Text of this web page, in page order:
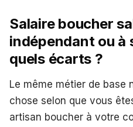
Salaire boucher
indépendant ou à
quels écarts ?
Le même métier de base
chose selon que vous
artisan boucher à votre